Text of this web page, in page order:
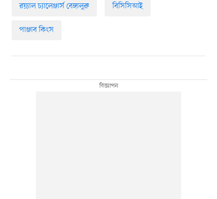
রয়্যাল চ্যালেঞ্জার্স বেঙ্গালুরু বিসিসিআই
পাঞ্জাব কিংস